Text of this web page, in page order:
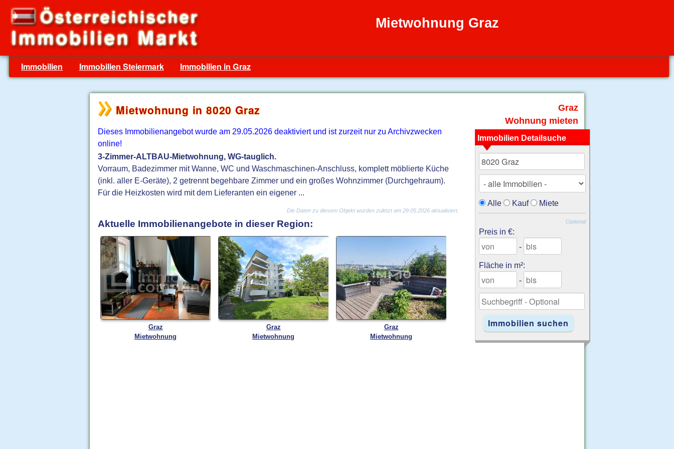
Mietwohnung Graz
Immobilien Immobilien Steiermark Immobilien in Graz
Mietwohnung in 8020 Graz
Dieses Immobilienangebot wurde am 29.05.2026 deaktiviert und ist zurzeit nur zu Archivzwecken
online!
3-Zimmer-ALTBAU-Mietwohnung, WG-tauglich.
Vorraum, Badezimmer mit Wanne, WC und Waschmaschinen-Anschluss, komplett möblierte Küche
(inkl. aller E-Geräte), 2 getrennt begehbare Zimmer und ein großes Wohnzimmer (Durchgehraum).
Für die Heizkosten wird mit dem Lieferanten ein eigener ...
Die Daten zu diesem Objekt wurden zuletzt am 29.05.2026 aktualisiert.
Aktuelle Immobilienangebote in dieser Region:
Graz
Mietwohnung
Graz
Mietwohnung
Graz
Mietwohnung
Graz
Wohnung mieten
Immobilien Detailsuche
Alle Kauf Miete
Optional
Preis in €:
-
Fläche in m²:
-